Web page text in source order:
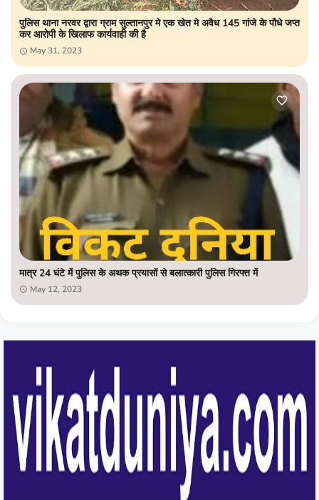
पुलिस थाना नरवर द्वारा ग्राम सुल्तानपुर मे एक खेत मे अवैध 145 गांजे के पौधे जप्त
कर आरोपी के खिलाफ कार्यवाही की है
May 31, 2023
मात्र 24 घंटे में पुलिस के अथक प्रयासों से बलात्कारी पुलिस गिरफ्त में
May 12, 2023